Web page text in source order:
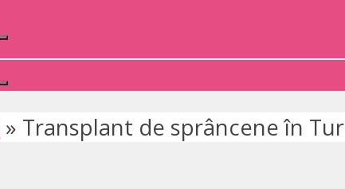
» Transplant de sprâncene în